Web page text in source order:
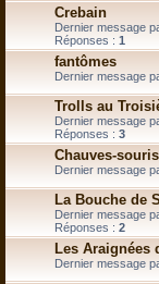
Crebain
Dernier message
Réponses : 1
fantômes
Dernier message
Trolls au
Dernier message
Réponses : 3
Chauves-
Dernier message
La Bouche de
Dernier message
Réponses : 2
Les Araignées
Dernier message